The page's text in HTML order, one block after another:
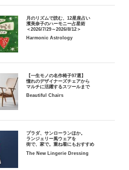
月のリズムで読む、12星座占い
濱美奈子のハーモニー占星術
＜2026/7/29～2026/8/12＞
Harmonic Astrology
【一生モノの名作椅子97選】
憧れのデザイナーズチェアから
マルチに活躍するスツールまで
Beautiful Chairs
プラダ、サンローランほか。
ランジェリー風ウェアを
街で、家で。重ね着にもおすすめ
The New Lingerie Dressing